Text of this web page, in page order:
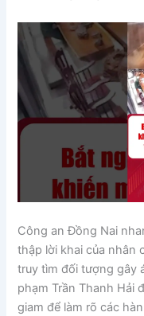
Công an Đồng Nai
thập lời khai của nhân
truy tìm đối tượng gây
phạm Trần Thanh Hải
giam để làm rõ các